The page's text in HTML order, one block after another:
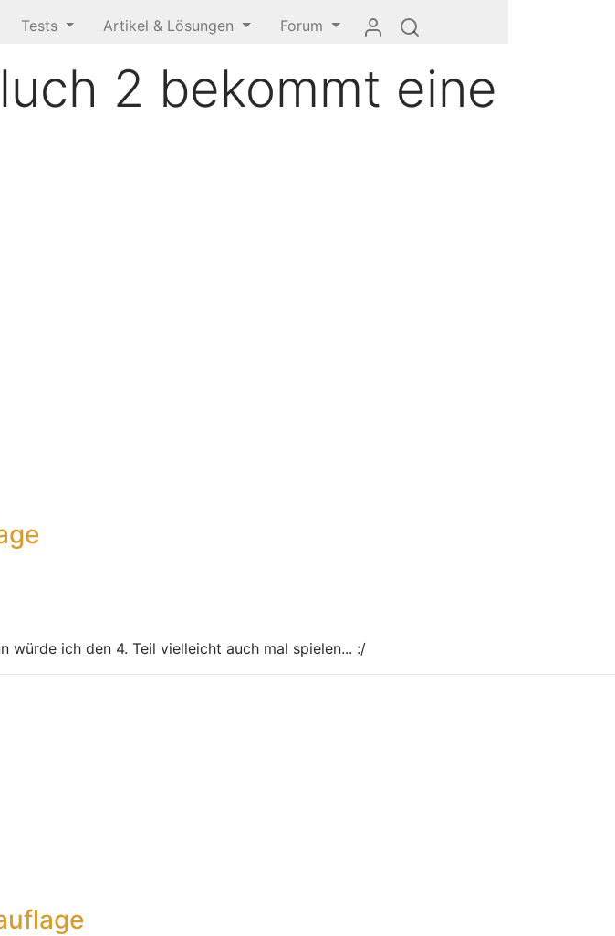
Tests Artikel & Lösungen Forum
2 bekommt eine
würde ich den 4. Teil vielleicht auch mal spielen... :/